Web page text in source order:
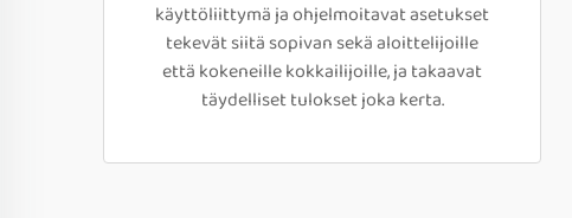
käyttöliittymä ja ohjelmoitavat asetukset
tekevät siitä sopivan sekä aloittelijoille
että kokeneille kokkailijoille, ja takaavat
täydelliset tulokset joka kerta.